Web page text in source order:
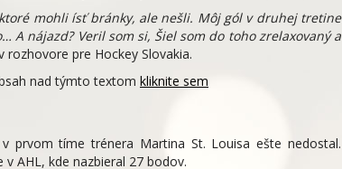
mohli ísť bránky, ale nešli. Môj gól v druhej tretine
A nájazd? Veril som si, Šiel som do toho zrelaxovaný a
rozhovore pre Hockey Slovakia.
nad týmto textom kliknite sem
prvom tíme trénera Martina St. Louisa ešte nedostal.
AHL, kde nazbieral 27 bodov.